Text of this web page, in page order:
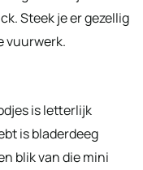
Steek je er gezellig
vuurwerk.
is letterlijk
is bladerdeeg
blik van die mini